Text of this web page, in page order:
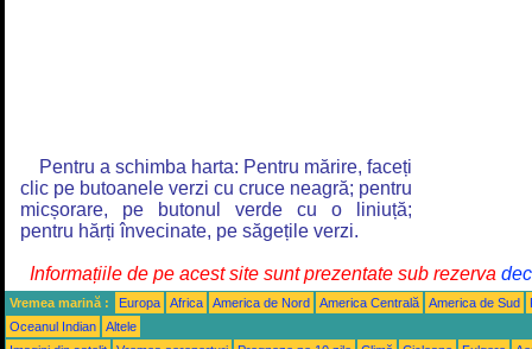
Pentru a schimba harta: Pentru mărire, faceți
clic pe butoanele verzi cu cruce neagră; pentru
micșorare, pe butonul verde cu o liniuță;
pentru hărți învecinate, pe săgețile verzi.
Informațiile de pe acest site sunt prezentate sub rezerva
Vremea marină : Europa Africa America de Nord America Centrală America de Sud
Oceanul Indian
Altele